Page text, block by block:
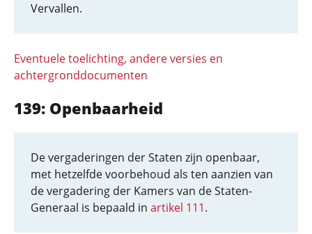
Vervallen.
Eventuele toelichting, andere versies en
achtergronddocumenten
139: Openbaarheid
De vergaderingen der Staten zijn openbaar,
met hetzelfde voorbehoud als ten aanzien van
de vergadering der Kamers van de Staten-
Generaal is bepaald in artikel 111.